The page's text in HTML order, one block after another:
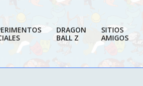
DRAGON
BALL Z
SITIOS
AMIGOS